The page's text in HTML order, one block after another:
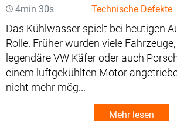
4min 30s Technische Defekte
Das Kühlwasser spielt bei heutigen
Rolle. Früher wurden viele
legendäre VW Käfer oder auch
einem luftgekühlten Motor
nicht mehr mög...
Mehr lesen